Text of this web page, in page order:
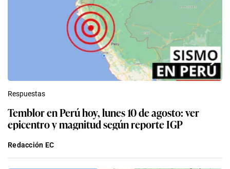
Respuestas
Temblor en Perú hoy, lunes 10 de agosto: ver
epicentro y magnitud según reporte IGP
Redacción EC